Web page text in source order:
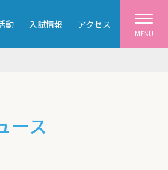
動 入試情報 アクセス
MENU
ース